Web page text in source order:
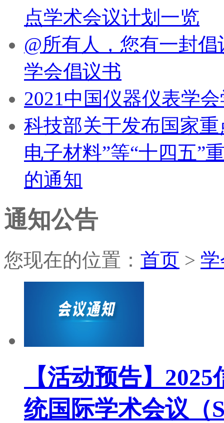
点学术会议计划一览
@所有人，您有一封
学会倡议书
2021中国仪器仪表学
科技部关于发布国家
电子材料”等“十四五”
的通知
通知公告
您现在的位置： 首页 >
【活动预告】
统国际学术会议（